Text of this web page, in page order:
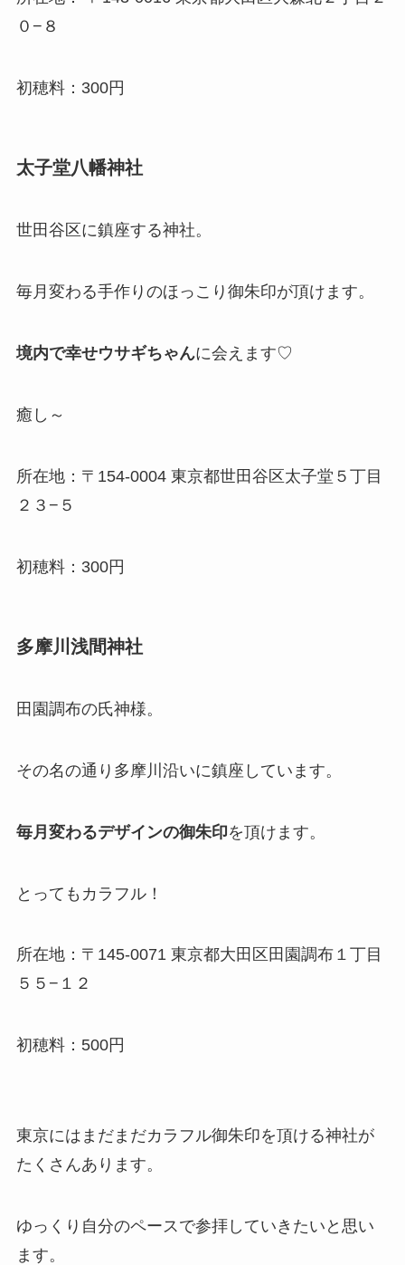
０−８
初穂料：300円
太子堂八幡神社
世田谷区に鎮座する神社。
毎月変わる手作りのほっこり御朱印が頂けます。
境内で幸せウサギちゃんに会えます♡
癒し～
所在地：〒154-0004 東京都世田谷区太子堂５丁目
２３−５
初穂料：300円
多摩川浅間神社
田園調布の氏神様。
その名の通り多摩川沿いに鎮座しています。
毎月変わるデザインの御朱印を頂けます。
とってもカラフル！
所在地：〒145-0071 東京都大田区田園調布１丁目
５５−１２
初穂料：500円
東京にはまだまだカラフル御朱印を頂ける神社が
たくさんあります。
ゆっくり自分のペースで参拝していきたいと思い
ます。